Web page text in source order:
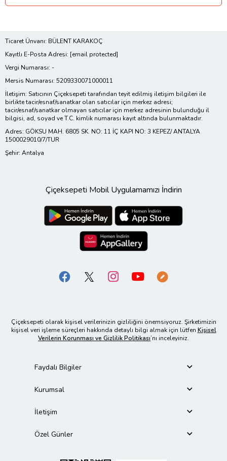
Ticaret Ünvanı: BÜLENT KARAKOÇ
Kayıtlı E-Posta Adresi: [email protected]
Vergi Numarası: -
Mersis Numarası: 5209330071000011
İletişim: Satıcının Çiçeksepeti tarafından teyit edilmiş iletişim bilgileri ile
birlikte tacir/esnaf/sanatkar olan satıcılar için merkez adresi;
tacir/esnaf/sanatkar olmayan satıcılar için merkez adresinin bulunduğu il
bilgisi, ad, soyad ve T.C. kimlik numarası kayıt altında bulunmaktadır.
Adres: GÖKSU MAH. 6805 SK. NO: 11 İÇ KAPI NO: 3 KEPEZ/ ANTALYA
1500029010/7/TUR
Şehir: Antalya
Çiçeksepeti Mobil Uygulamamızı İndirin
Çiçeksepeti olarak kişisel verilerinizin gizliliğini önemsiyoruz. Şirketimizin
kişisel veri işleme süreçleri hakkında detaylı bilgi almak için lütfen Kişisel
Verilerin Korunması ve Gizlilik Politikası’nı inceleyiniz.
Faydalı Bilgiler
Kurumsal
İletişim
Özel Günler